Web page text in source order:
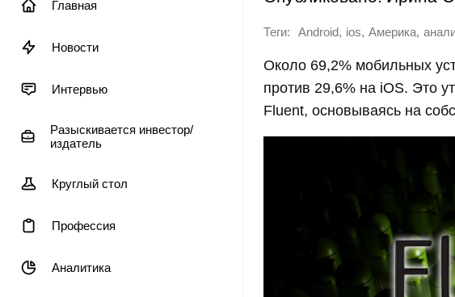
Главная
Новости
Интервью
Разыскивается инвестор/
издатель
Круглый стол
Профессия
Аналитика
Теги: Android, ios, Америка,
Около 69,2% мобильных
против 29,6% на iOS. Это
Fluent, основываясь на